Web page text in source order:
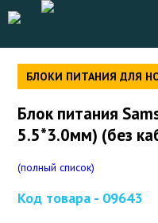
БЛОКИ ПИТАНИЯ ДЛЯ
Блок питания
5.5*3.0мм) (без
(полный список)
Код товара - 09643